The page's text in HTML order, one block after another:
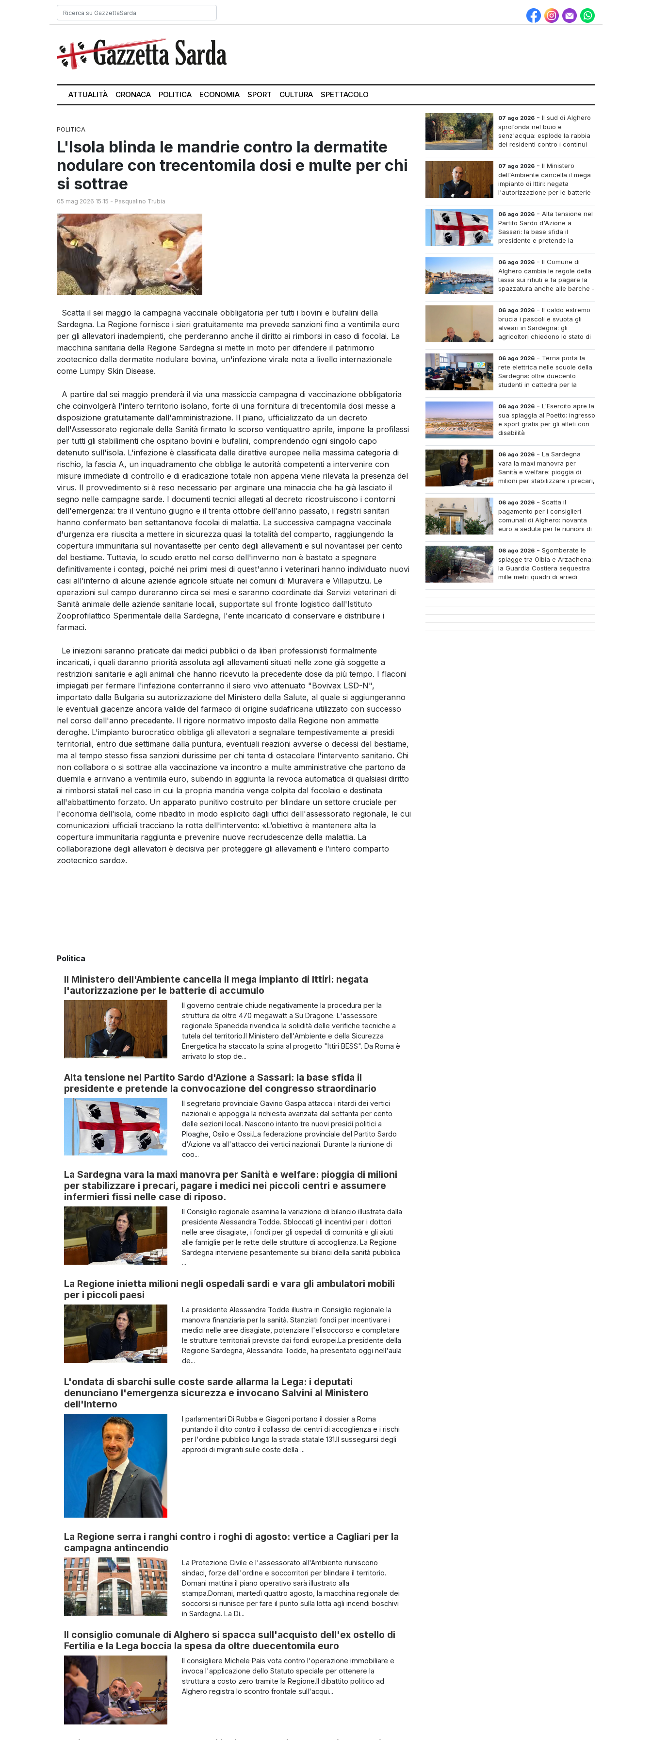
ATTUALITÀ CRONACA POLITICA ECONOMIA SPORT CULTURA SPETTACOLO
POLITICA
L'Isola blinda le mandrie contro la dermatite
nodulare con trecentomila dosi e multe per chi
si sottrae
05 mag 2026 15:15 - Pasqualino Trubia
Scatta il sei maggio la campagna vaccinale obbligatoria per tutti i bovini e bufalini della
Sardegna. La Regione fornisce i sieri gratuitamente ma prevede sanzioni fino a ventimila euro
per gli allevatori inadempienti, che perderanno anche il diritto ai rimborsi in caso di focolai. La
macchina sanitaria della Regione Sardegna si mette in moto per difendere il patrimonio
zootecnico dalla dermatite nodulare bovina, un'infezione virale nota a livello internazionale
come Lumpy Skin Disease.
A partire dal sei maggio prenderà il via una massiccia campagna di vaccinazione obbligatoria
che coinvolgerà l'intero territorio isolano, forte di una fornitura di trecentomila dosi messe a
disposizione gratuitamente dall'amministrazione. Il piano, ufficializzato da un decreto
dell'Assessorato regionale della Sanità firmato lo scorso ventiquattro aprile, impone la profilassi
per tutti gli stabilimenti che ospitano bovini e bufalini, comprendendo ogni singolo capo
detenuto sull'isola. L'infezione è classificata dalle direttive europee nella massima categoria di
rischio, la fascia A, un inquadramento che obbliga le autorità competenti a intervenire con
misure immediate di controllo e di eradicazione totale non appena viene rilevata la presenza del
virus. Il provvedimento si è reso necessario per arginare una minaccia che ha già lasciato il
segno nelle campagne sarde. I documenti tecnici allegati al decreto ricostruiscono i contorni
dell'emergenza: tra il ventuno giugno e il trenta ottobre dell'anno passato, i registri sanitari
hanno confermato ben settantanove focolai di malattia. La successiva campagna vaccinale
d'urgenza era riuscita a mettere in sicurezza quasi la totalità del comparto, raggiungendo la
copertura immunitaria sul novantasette per cento degli allevamenti e sul novantasei per cento
del bestiame. Tuttavia, lo scudo eretto nel corso dell'inverno non è bastato a spegnere
definitivamente i contagi, poiché nei primi mesi di quest'anno i veterinari hanno individuato nuovi
casi all'interno di alcune aziende agricole situate nei comuni di Muravera e Villaputzu. Le
operazioni sul campo dureranno circa sei mesi e saranno coordinate dai Servizi veterinari di
Sanità animale delle aziende sanitarie locali, supportate sul fronte logistico dall'Istituto
Zooprofilattico Sperimentale della Sardegna, l'ente incaricato di conservare e distribuire i
farmaci.
Le iniezioni saranno praticate dai medici pubblici o da liberi professionisti formalmente
incaricati, i quali daranno priorità assoluta agli allevamenti situati nelle zone già soggette a
restrizioni sanitarie e agli animali che hanno ricevuto la precedente dose da più tempo. I flaconi
impiegati per fermare l'infezione conterranno il siero vivo attenuato "Bovivax LSD-N",
importato dalla Bulgaria su autorizzazione del Ministero della Salute, al quale si aggiungeranno
le eventuali giacenze ancora valide del farmaco di origine sudafricana utilizzato con successo
nel corso dell'anno precedente. Il rigore normativo imposto dalla Regione non ammette
deroghe. L'impianto burocratico obbliga gli allevatori a segnalare tempestivamente ai presidi
territoriali, entro due settimane dalla puntura, eventuali reazioni avverse o decessi del bestiame,
ma al tempo stesso fissa sanzioni durissime per chi tenta di ostacolare l'intervento sanitario. Chi
non collabora o si sottrae alla vaccinazione va incontro a multe amministrative che partono da
duemila e arrivano a ventimila euro, subendo in aggiunta la revoca automatica di qualsiasi diritto
ai rimborsi statali nel caso in cui la propria mandria venga colpita dal focolaio e destinata
all'abbattimento forzato. Un apparato punitivo costruito per blindare un settore cruciale per
l'economia dell'isola, come ribadito in modo esplicito dagli uffici dell'assessorato regionale, le cui
comunicazioni ufficiali tracciano la rotta dell'intervento: «L’obiettivo è mantenere alta la
copertura immunitaria raggiunta e prevenire nuove recrudescenze della malattia. La
collaborazione degli allevatori è decisiva per proteggere gli allevamenti e l’intero comparto
zootecnico sardo».
Politica
Il Ministero dell'Ambiente cancella il mega impianto di Ittiri: negata
l'autorizzazione per le batterie di accumulo
Il governo centrale chiude negativamente la procedura per la
struttura da oltre 470 megawatt a Su Dragone. L'assessore
regionale Spanedda rivendica la solidità delle verifiche tecniche a
tutela del territorio.Il Ministero dell'Ambiente e della Sicurezza
Energetica ha staccato la spina al progetto "Ittiri BESS". Da Roma è
arrivato lo stop de...
Alta tensione nel Partito Sardo d'Azione a Sassari: la base sfida il
presidente e pretende la convocazione del congresso straordinario
Il segretario provinciale Gavino Gaspa attacca i ritardi dei vertici
nazionali e appoggia la richiesta avanzata dal settanta per cento
delle sezioni locali. Nascono intanto tre nuovi presidi politici a
Ploaghe, Osilo e Ossi.La federazione provinciale del Partito Sardo
d'Azione va all'attacco dei vertici nazionali. Durante la riunione di
coo...
La Sardegna vara la maxi manovra per Sanità e welfare: pioggia di milioni
per stabilizzare i precari, pagare i medici nei piccoli centri e assumere
infermieri fissi nelle case di riposo.
Il Consiglio regionale esamina la variazione di bilancio illustrata dalla
presidente Alessandra Todde. Sbloccati gli incentivi per i dottori
nelle aree disagiate, i fondi per gli ospedali di comunità e gli aiuti
alle famiglie per le rette delle strutture di accoglienza. La Regione
Sardegna interviene pesantemente sui bilanci della sanità pubblica
...
La Regione inietta milioni negli ospedali sardi e vara gli ambulatori mobili
per i piccoli paesi
La presidente Alessandra Todde illustra in Consiglio regionale la
manovra finanziaria per la sanità. Stanziati fondi per incentivare i
medici nelle aree disagiate, potenziare l'elisoccorso e completare
le strutture territoriali previste dai fondi europei.La presidente della
Regione Sardegna, Alessandra Todde, ha presentato oggi nell'aula
de...
L'ondata di sbarchi sulle coste sarde allarma la Lega: i deputati
denunciano l'emergenza sicurezza e invocano Salvini al Ministero
dell'Interno
I parlamentari Di Rubba e Giagoni portano il dossier a Roma
puntando il dito contro il collasso dei centri di accoglienza e i rischi
per l'ordine pubblico lungo la strada statale 131.Il susseguirsi degli
approdi di migranti sulle coste della ...
La Regione serra i ranghi contro i roghi di agosto: vertice a Cagliari per la
campagna antincendio
La Protezione Civile e l'assessorato all'Ambiente riuniscono
sindaci, forze dell'ordine e soccorritori per blindare il territorio.
Domani mattina il piano operativo sarà illustrato alla
stampa.Domani, martedì quattro agosto, la macchina regionale dei
soccorsi si riunisce per fare il punto sulla lotta agli incendi boschivi
in Sardegna. La Di...
Il consiglio comunale di Alghero si spacca sull'acquisto dell'ex ostello di
Fertilia e la Lega boccia la spesa da oltre duecentomila euro
Il consigliere Michele Pais vota contro l'operazione immobiliare e
invoca l'applicazione dello Statuto speciale per ottenere la
struttura a costo zero tramite la Regione.Il dibattito politico ad
Alghero registra lo scontro frontale sull'acqui...
07 ago 2026 - Il sud di Alghero
sprofonda nel buio e
senz'acqua: esplode la rabbia
dei residenti contro i continui
07 ago 2026 - Il Ministero
dell'Ambiente cancella il mega
impianto di Ittiri: negata
l'autorizzazione per le batterie
06 ago 2026 - Alta tensione nel
Partito Sardo d'Azione a
Sassari: la base sfida il
presidente e pretende la
straordinario
06 ago 2026 - Il Comune di
Alghero cambia le regole della
tassa sui rifiuti e fa pagare la
spazzatura anche alle barche -
06 ago 2026 - Il caldo estremo
brucia i pascoli e svuota gli
alveari in Sardegna: gli
agricoltori chiedono lo stato di
06 ago 2026 - Terna porta la
rete elettrica nelle scuole della
Sardegna: oltre duecento
studenti in cattedra per la
06 ago 2026 - L'Esercito apre la
sua spiaggia al Poetto: ingresso
e sport gratis per gli atleti con
disabilità
06 ago 2026 - La Sardegna
vara la maxi manovra per
Sanità e welfare: pioggia di
milioni per stabilizzare i precari,
centri e assumere infermieri fissi nelle case di riposo.
06 ago 2026 - Scatta il
pagamento per i consiglieri
comunali di Alghero: novanta
euro a seduta per le riunioni di
06 ago 2026 - Sgomberate le
spiagge tra Olbia e Arzachena:
la Guardia Costiera sequestra
mille metri quadri di arredi